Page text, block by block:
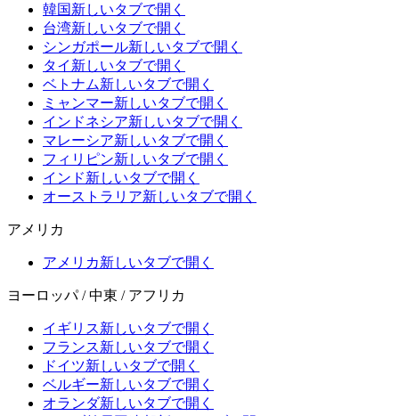
韓国新しいタブで開く
台湾新しいタブで開く
シンガポール新しいタブで開く
タイ 新しいタブで開く
ベトナム新しいタブで開く
ミャンマー新しいタブで開く
インドネシア新しいタブで開く
マレーシア新しいタブで開く
フィリピン新しいタブで開く
インド新しいタブで開く
オーストラリア新しいタブで開く
アメリカ
アメリカ新しいタブで開く
ヨーロッパ / 中東 / アフリカ
イギリス新しいタブで開く
フランス新しいタブで開く
ドイツ新しいタブで開く
ベルギー新しいタブで開く
オランダ新しいタブで開く